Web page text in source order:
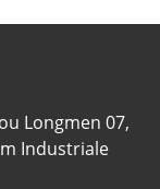
Longmen 07,
Industriale